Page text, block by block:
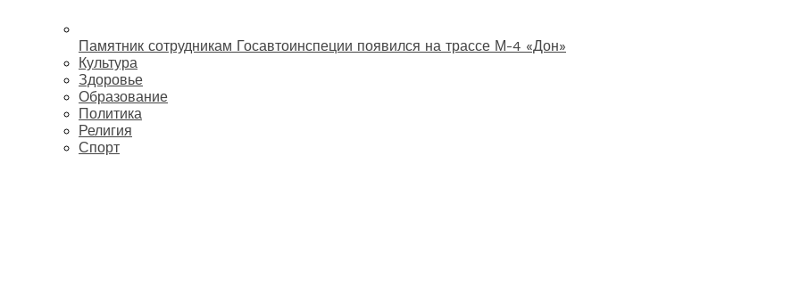
Памятник сотрудникам Госавтоинспеции появился на трассе М-4 «Дон»
Культура
Здоровье
Образование
Политика
Религия
Спорт